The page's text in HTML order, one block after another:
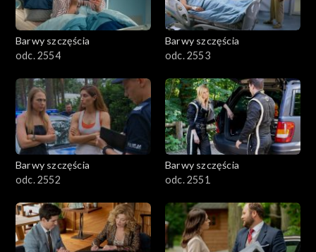
Barwy szczęścia
odc. 2554
Barwy szczęścia
odc. 2553
Barwy szczęścia
odc. 2552
Barwy szczęścia
odc. 2551